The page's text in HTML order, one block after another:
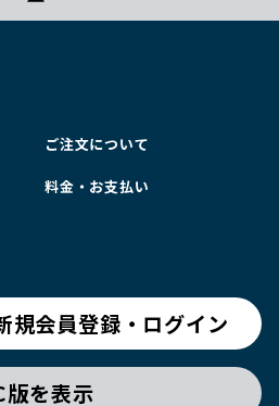
ご注文について
料金・お支払い
規会員登録・ログイン
版を表示